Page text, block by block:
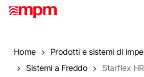
Skip
Home
Prodotti e sistemi di
Sistemi a Freddo
Starflex